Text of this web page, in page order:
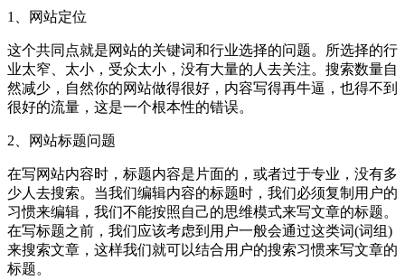
1、网站定位
这个共同点就是网站的关键词和行业选择的问题。所选择的行
业太窄、太小，受众太小，没有大量的人去关注。搜索数量自
然减少，自然你的网站做得很好，内容写得再牛逼，也得不到
很好的流量，这是一个根本性的错误。
2、网站标题问题
在写网站内容时，标题内容是片面的，或者过于专业，没有多
少人去搜索。当我们编辑内容的标题时，我们必须复制用户的
习惯来编辑，我们不能按照自己的思维模式来写文章的标题。
在写标题之前，我们应该考虑到用户一般会通过这类词(词组)
来搜索文章，这样我们就可以结合用户的搜索习惯来写文章的
标题。